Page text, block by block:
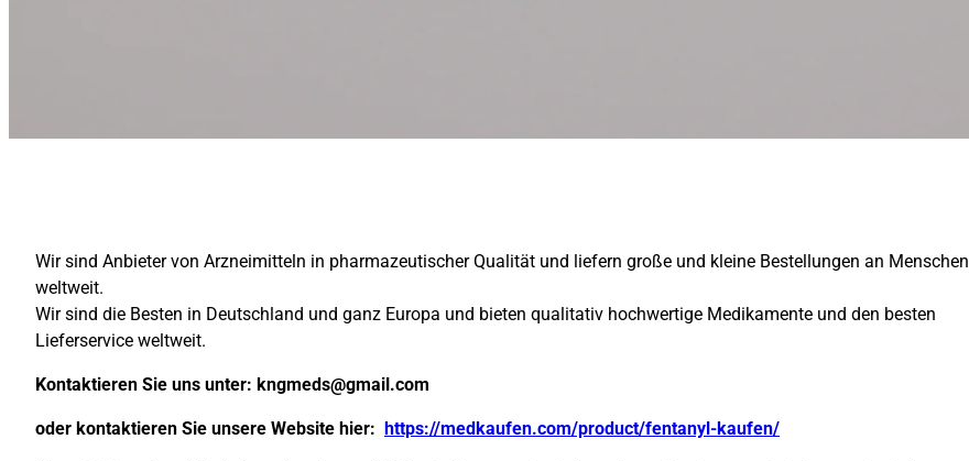
Wir sind Anbieter von Arzneimitteln in pharmazeutischer Qualität und liefern große und kleine Bestellungen an Menschen
weltweit.
Wir sind die Besten in Deutschland und ganz Europa und bieten qualitativ hochwertige Medikamente und den besten
Lieferservice weltweit.
Kontaktieren Sie uns unter: kngmeds@gmail.com
oder kontaktieren Sie unsere Website hier: https://medkaufen.com/product/fentanyl-kaufen/